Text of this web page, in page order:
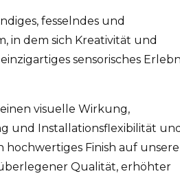
fesselndes und
in dem sich Kreativität und
sensorisches
visuelle Wirkung,
und Installationsflexibilität
hochwertiges Finish auf
Qualität, erhöhter